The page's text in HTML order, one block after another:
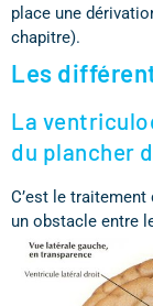
place une
chapitre).
Les
La
du plancher
C’est le traitement
un obstacle entre